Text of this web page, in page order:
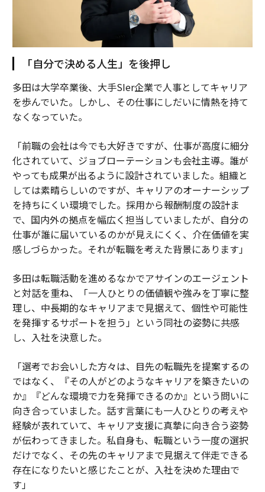
「自分で決める人生」を後押し
多田は大学卒業後、大手SIer企業で人事としてキャリア
を歩んでいた。しかし、その仕事にしだいに情熱を持て
なくなっていた。
「前職の会社は今でも大好きですが、仕事が高度に細分
化されていて、ジョブローテーションも会社主導。誰が
やっても成果が出るように設計されていました。組織と
しては素晴らしいのですが、キャリアのオーナーシップ
を持ちにくい環境でした。採用から報酬制度の設計ま
で、国内外の拠点を幅広く担当していましたが、自分の
仕事が誰に届いているのかが見えにくく、介在価値を実
感しづらかった。それが転職を考えた背景にあります」
多田は転職活動を進めるなかでアサインのエージェント
と対話を重ね、「一人ひとりの価値観や強みを丁寧に整
理し、中長期的なキャリアまで見据えて、個性や可能性
を発揮するサポートを担う」という同社の姿勢に共感
し、入社を決意した。
「選考でお会いした方々は、目先の転職先を提案するの
ではなく、『その人がどのようなキャリアを築きたいの
か』『どんな環境で力を発揮できるのか』という問いに
向き合っていました。話す言葉にも一人ひとりの考えや
経験が表れていて、キャリア支援に真摯に向き合う姿勢
が伝わってきました。私自身も、転職という一度の選択
だけでなく、その先のキャリアまで見据えて伴走できる
存在になりたいと感じたことが、入社を決めた理由で
す」